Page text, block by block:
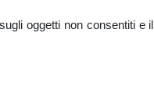
oggetti non consentiti e il